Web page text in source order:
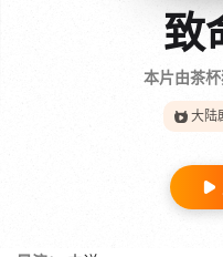
致
本片由茶
大陆